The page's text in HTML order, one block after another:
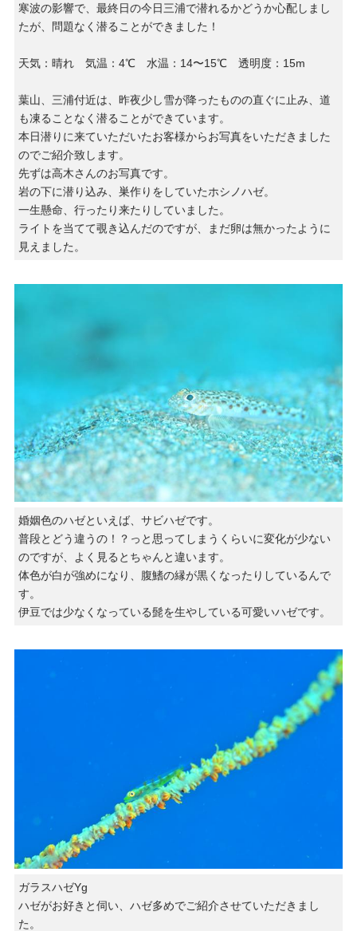
寒波の影響で、最終日の今日三浦で潜れるかどうか心配しまし
たが、問題なく潜ることができました！
天気：晴れ 気温：4℃ 水温：14〜15℃ 透明度：15m
葉山、三浦付近は、昨夜少し雪が降ったものの直ぐに止み、道
も凍ることなく潜ることができています。
本日潜りに来ていただいたお客様からお写真をいただきました
のでご紹介致します。
先ずは高木さんのお写真です。
岩の下に潜り込み、巣作りをしていたホシノハゼ。
一生懸命、行ったり来たりしていました。
ライトを当てて覗き込んだのですが、まだ卵は無かったように
見えました。
婚姻色のハゼといえば、サビハゼです。
普段とどう違うの！？っと思ってしまうくらいに変化が少ない
のですが、よく見るとちゃんと違います。
体色が白が強めになり、腹鰭の縁が黒くなったりしているんで
す。
伊豆では少なくなっている髭を生やしている可愛いハゼです。
ガラスハゼYg
ハゼがお好きと伺い、ハゼ多めでご紹介させていただきまし
た。